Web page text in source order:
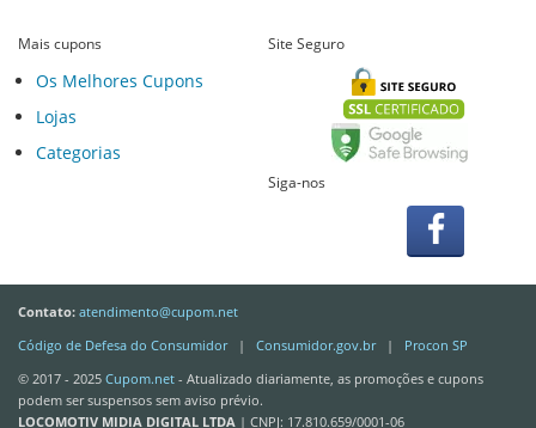
Mais cupons
Os Melhores Cupons
Lojas
Categorias
Site Seguro
Siga-nos
Contato: atendimento@cupom.net
Código de Defesa do Consumidor| Consumidor.gov.br| Procon SP
© 2017 - 2025 Cupom.net - Atualizado diariamente, as promoções e cupons
podem ser suspensos sem aviso prévio.
LOCOMOTIV MIDIA DIGITAL LTDA | CNPJ: 17.810.659/0001-06